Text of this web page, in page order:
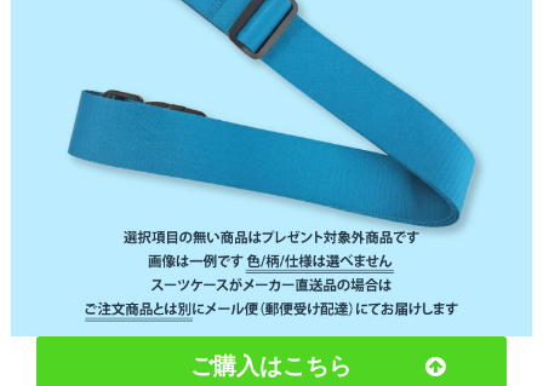
ご購入はこちら